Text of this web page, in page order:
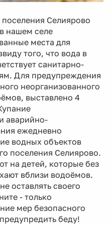
Селиярово
нашем селе
места для
того, что вода в
санитарно-
Для предупреждения
неорганизованного
выставлено 4
аварийно-
ежедневно
водных объектов
поселения Селиярово.
на детей, которые без
вблизи водоёмов.
оставлять своего
- только
мер безопасного
беду!